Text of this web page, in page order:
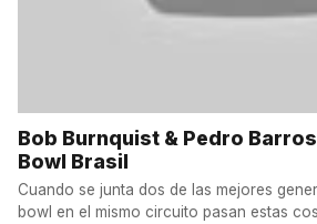
Bob Burnquist & Pedro
Bowl Brasil
Cuando se junta dos de las mejores
bowl en el mismo circuito pasan estas